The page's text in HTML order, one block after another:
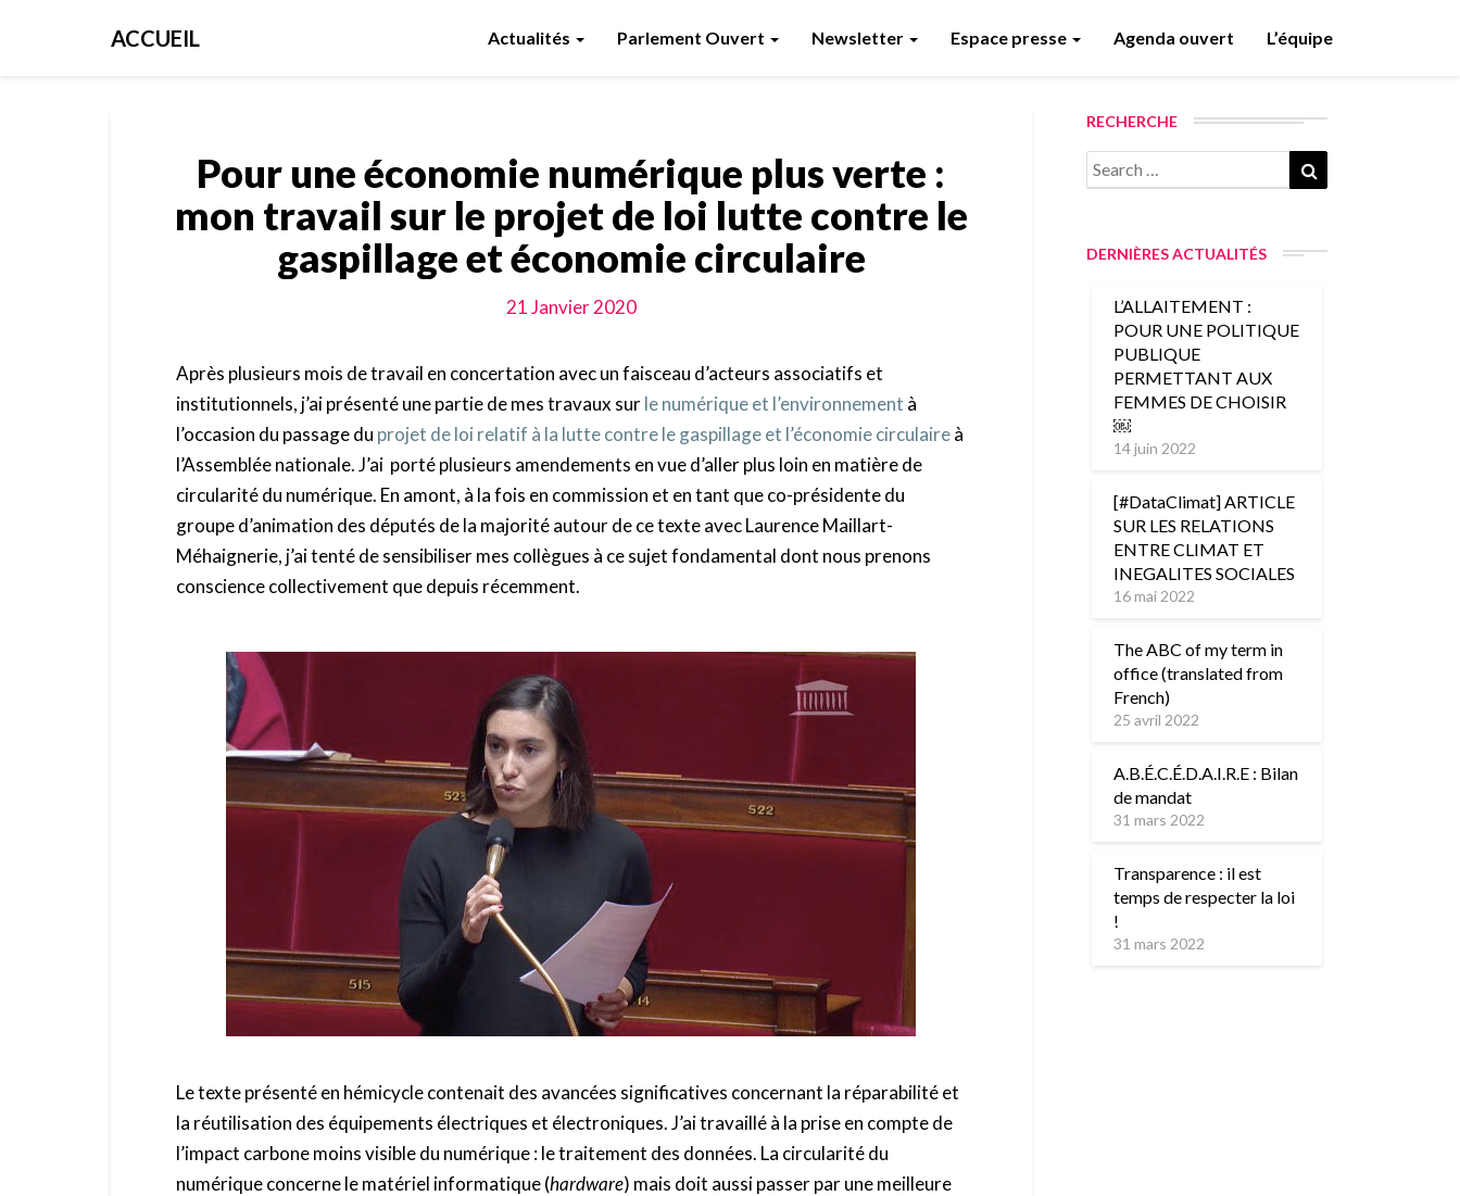
ACCUEIL Actualités Parlement Ouvert Newsletter Espace presse Agenda ouvert L’équipe
Pour une économie numérique plus verte :
mon travail sur le projet de loi lutte contre le
gaspillage et économie circulaire
21 Janvier 2020
Après plusieurs mois de travail en concertation avec un faisceau d’acteurs associatifs et
institutionnels, j’ai présenté une partie de mes travaux surle numérique et l’environnement à
l’occasion du passage du projet de loi relatif à la lutte contre le gaspillage et l’économie circulaireà
l’Assemblée nationale. J’ai porté plusieurs amendements en vue d’aller plus loin en matière de
circularité du numérique. En amont, à la fois en commission et en tant que co-présidente du
groupe d’animation des députés de la majorité autour de ce texte avec Laurence Maillart-
Méhaignerie, j’ai tenté de sensibiliser mes collègues à ce sujet fondamental dont nous prenons
conscience collectivement que depuis récemment.
Le texte présenté en hémicycle contenait des avancées significatives concernant la réparabilité et
la réutilisation des équipements électriques et électroniques. J’ai travaillé à la prise en compte de
l’impact carbone moins visible du numérique : le traitement des données. La circularité du
numérique concerne le matériel informatique (hardware) mais doit aussi passer par une meilleure
RECHERCHE
DERNIÈRES ACTUALITÉS
L’ALLAITEMENT :
POUR UNE POLITIQUE
PUBLIQUE
PERMETTANT AUX
FEMMES DE CHOISIR
￼
14 juin 2022
[#DataClimat] ARTICLE
SUR LES RELATIONS
ENTRE CLIMAT ET
INEGALITES SOCIALES
16 mai 2022
The ABC of my term in
office (translated from
French)
25 avril 2022
A.B.É.C.É.D.A.I.R.E : Bilan
de mandat
31 mars 2022
Transparence : il est
temps de respecter la loi
!
31 mars 2022